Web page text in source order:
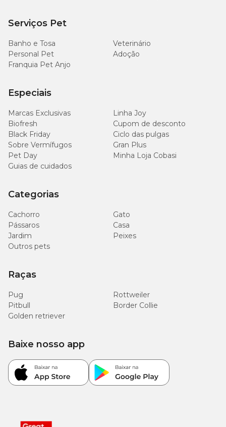
Serviços Pet
Banho e Tosa
Veterinário
Personal Pet
Adoção
Franquia Pet Anjo
Especiais
Marcas Exclusivas
Linha Joy
Biofresh
Cupom de desconto
Black Friday
Ciclo das pulgas
Sobre Vermífugos
Gran Plus
Pet Day
Minha Loja Cobasi
Guias de cuidados
Categorias
Cachorro
Gato
Pássaros
Casa
Jardim
Peixes
Outros pets
Raças
Pug
Rottweiler
Pitbull
Border Collie
Golden retriever
Baixe nosso app